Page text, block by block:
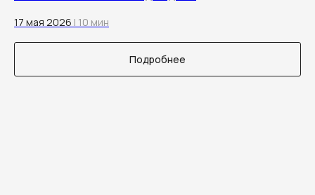
17 мая 2026 | 10 мин
Подробнее